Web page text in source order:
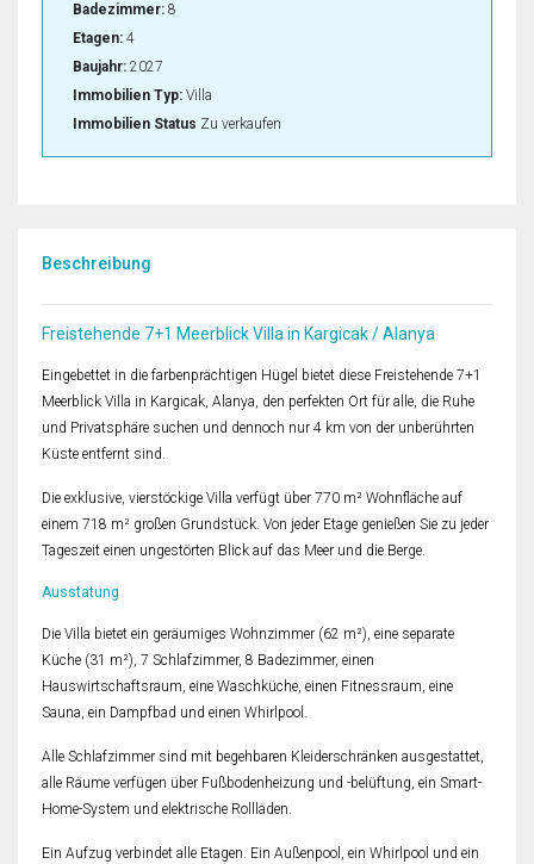
Badezimmer: 8
Etagen: 4
Baujahr: 2027
Immobilien Typ: Villa
Immobilien Status Zu verkaufen
Beschreibung
Freistehende 7+1 Meerblick Villa in Kargicak / Alanya
Eingebettet in die farbenprächtigen Hügel bietet diese Freistehende 7+1
Meerblick Villa in Kargicak, Alanya, den perfekten Ort für alle, die Ruhe
und Privatsphäre suchen und dennoch nur 4 km von der unberührten
Küste entfernt sind.
Die exklusive, vierstöckige Villa verfügt über 770 m² Wohnfläche auf
einem 718 m² großen Grundstück. Von jeder Etage genießen Sie zu jeder
Tageszeit einen ungestörten Blick auf das Meer und die Berge.
Ausstatung
Die Villa bietet ein geräumiges Wohnzimmer (62 m²), eine separate
Küche (31 m²), 7 Schlafzimmer, 8 Badezimmer, einen
Hauswirtschaftsraum, eine Waschküche, einen Fitnessraum, eine
Sauna, ein Dampfbad und einen Whirlpool.
Alle Schlafzimmer sind mit begehbaren Kleiderschränken ausgestattet,
alle Räume verfügen über Fußbodenheizung und -belüftung, ein Smart-
Home-System und elektrische Rollläden.
Ein Aufzug verbindet alle Etagen. Ein Außenpool, ein Whirlpool und ein